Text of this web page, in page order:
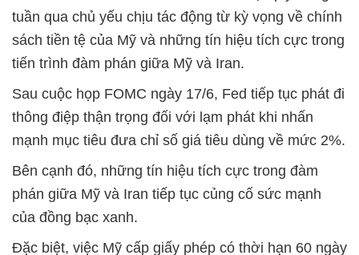
tuần qua chủ yếu chịu tác động từ kỳ vọng về chính
sách tiền tệ của Mỹ và những tín hiệu tích cực trong
tiến trình đàm phán giữa Mỹ và Iran.
Sau cuộc họp FOMC ngày 17/6, Fed tiếp tục phát đi
thông điệp thận trọng đối với lạm phát khi nhấn
mạnh mục tiêu đưa chỉ số giá tiêu dùng về mức 2%.
Bên cạnh đó, những tín hiệu tích cực trong đàm
phán giữa Mỹ và Iran tiếp tục củng cố sức mạnh
của đồng bạc xanh.
Đặc biệt, việc Mỹ cấp giấy phép có thời hạn 60 ngày